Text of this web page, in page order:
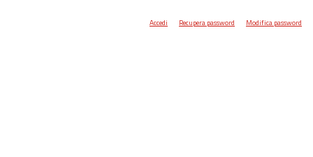
Accedi Recupera password Modifica password